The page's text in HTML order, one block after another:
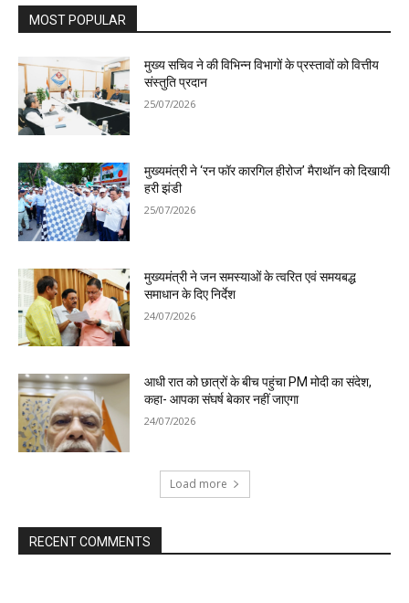
MOST POPULAR
मुख्य सचिव ने की विभिन्न विभागों के प्रस्तावों को वित्तीय
संस्तुति प्रदान
25/07/2026
मुख्यमंत्री ने ‘रन फॉर कारगिल हीरोज’ मैराथॉन को दिखायी
हरी झंडी
25/07/2026
मुख्यमंत्री ने जन समस्याओं के त्वरित एवं समयबद्ध
समाधान के दिए निर्देश
24/07/2026
आधी रात को छात्रों के बीच पहुंचा PM मोदी का संदेश,
कहा- आपका संघर्ष बेकार नहीं जाएगा
24/07/2026
Load more
RECENT COMMENTS